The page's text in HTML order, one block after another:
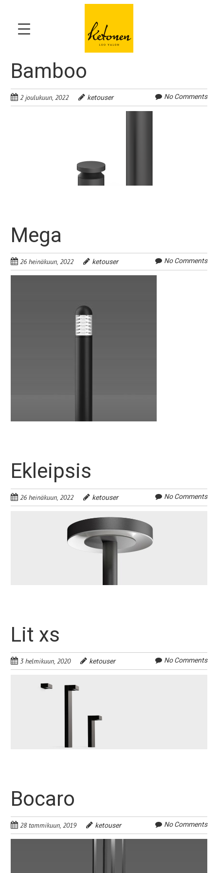
Bamboo
2 joulukuun, 2022 ketouser No Comments
Mega
26 heinäkuun, 2022 ketouser No Comments
Ekleipsis
26 heinäkuun, 2022 ketouser No Comments
Lit xs
3 helmikuun, 2020 ketouser No Comments
Bocaro
28 tammikuun, 2019 ketouser No Comments